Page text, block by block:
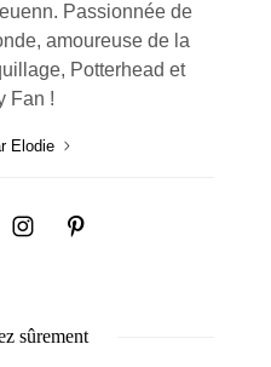
Passionnée de
amoureuse de la
Potterhead et
Fan !
Elodie
sûrement